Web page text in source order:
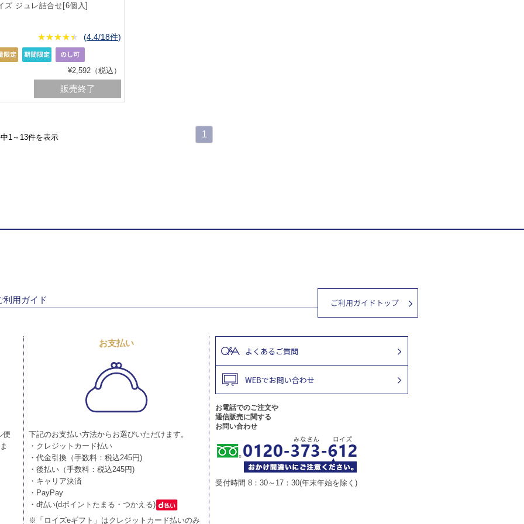
ズ ジュレ詰合せ[6個入]
★★★★★
★★★★★ (4.4/18件)
¥2,592（税込）
販売終了
1～13件を表示 1
利用ガイド
便
お支払い
下記のお支払い方法からお選びいただけます。
・クレジットカード払い
・代金引換（手数料：税込245円)
・後払い（手数料：税込245円)
・キャリア決済
・PayPay
・d払い(dポイントたまる・つかえる)
※「ロイズeギフト」はクレジットカード払いのみ
お電話でのご注文や
通信販売に関する
お問い合わせ
受付時間 8：30～17：30(年末年始を除く)